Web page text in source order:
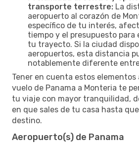
transporte terrestre: La
aeropuerto al corazón de
específico de tu interés,
tiempo y el presupuesto
tu trayecto. Si la ciudad
aeropuertos, esta distancia
notablemente diferente
Tener en cuenta estos
vuelo de Panama a Monteria te
tu viaje con mayor tranquilidad,
en que sales de tu casa hasta
destino.
Aeropuerto(s) de Panama